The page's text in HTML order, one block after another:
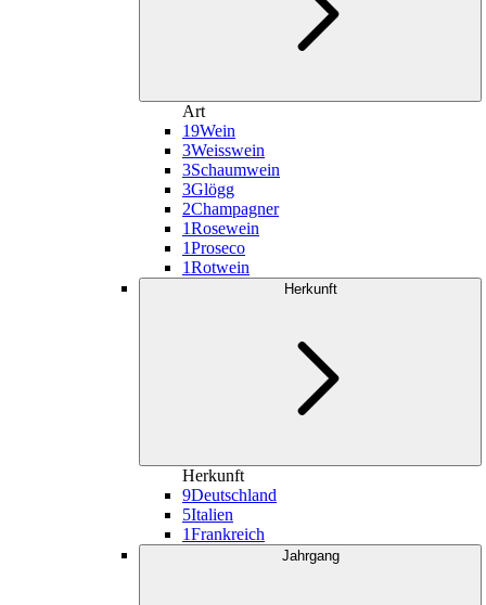
Art
19Wein
3Weisswein
3Schaumwein
3Glögg
2Champagner
1Rosewein
1Proseco
1Rotwein
Herkunft
Herkunft
9Deutschland
5Italien
1Frankreich
Jahrgang